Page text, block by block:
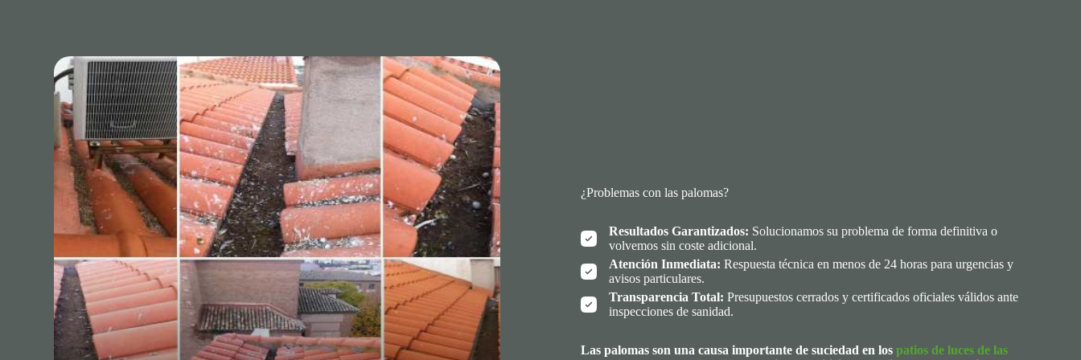
¿Problemas con las palomas?
Resultados Garantizados: Solucionamos su problema de forma definitiva o
volvemos sin coste adicional.
Atención Inmediata: Respuesta técnica en menos de 24 horas para urgencias y
avisos particulares.
Transparencia Total: Presupuestos cerrados y certificados oficiales válidos ante
inspecciones de sanidad.
Las palomas son una causa importante de suciedad en los patios de luces de las